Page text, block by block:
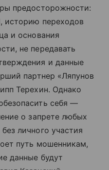
предосторожности:
историю переходов
и основания
не передавать
и данные
партнер «Ляпунов
Терехин. Однако
себя —
о запрете любых
личного участия
путь мошенникам,
данные будут